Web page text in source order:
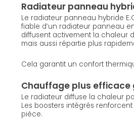
Radiateur panneau
Le radiateur panneau hybride
fiable d’un radiateur panneau
diffusent activement la chaleur
mais aussi répartie plus
Cela garantit un confort
Chauffage plus efficace
Le radiateur diffuse la chaleur
Les boosters intégrés
pièce.